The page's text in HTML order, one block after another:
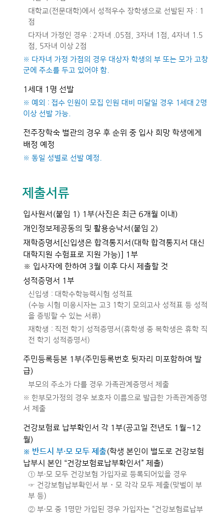
대학교(전문대학)에서 성적우수 장학생으로 선발된 자 : 1
점
다자녀 가정인 경우 : 2자녀 .05점, 3자녀 1점, 4자녀 1.5
점, 5자녀 이상 2점
※ 다자녀 가정 가점의 경우 대상자 학생의 부 또는 모가 고창
군에 주소를 두고 있어야 함.
1세대 1명 선발
※ 예외 : 접수 인원이 모집 인원 대비 미달일 경우 1세대 2명
이상 선발 가능.
전주장학숙 별관의 경우 후 순위 중 입사 희망 학생에게
배정 예정
※ 동일 성별로 선발 예정.
제출서류
입사원서(붙임 1) 1부(사진은 최근 6개월 이내)
개인정보제공동의 및 활용승낙서(붙임 2)
재학증명서[신입생은 합격통지서(대학 합격통지서 대신
대학지원 수험표로 지원 가능)] 1부
※ 입사자에 한하여 3월 이후 다시 제출할 것
성적증명서 1부
신입생 : 대학수학능력시험 성적표
(수능 시험 미응시자는 고3 1학기 모의고사 성적표 등 성적
을 증빙할 수 있는 서류)
재학생 : 직전 학기 성적증명서(휴학생 중 복학생은 휴학 직
전 학기 성적증명서)
주민등록등본 1부(주민등록번호 뒷자리 미포함하여 발
급)
부모의 주소가 다를 경우 가족관계증명서 제출
※ 한부모가정의 경우 보호자 이름으로 발급한 가족관계증명
서 제출
건강보험료 납부확인서 각 1부(공고일 전년도 1월~12
월)
※ 반드시 부·모 모두 제출(학생 본인이 별도로 건강보험
납부시 본인 “건강보험료납부확인서” 제출)
① 부·모 모두 건강보험 가입자로 등록되어있을 경우
☞ 건강보험납부확인서 부・모 각각 모두 제출(맞벌이 부
부 등)
② 부·모 중 1명만 가입된 경우 가입자는 “건강보험료납부